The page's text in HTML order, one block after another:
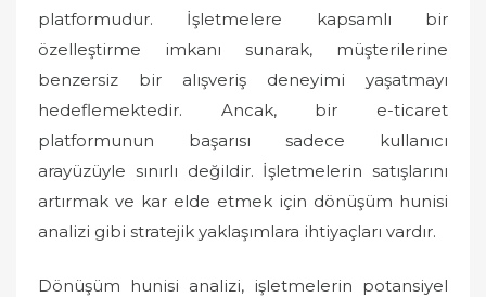
platformudur. İşletmelere kapsamlı bir
özelleştirme imkanı sunarak, müşterilerine
benzersiz bir alışveriş deneyimi yaşatmayı
hedeflemektedir. Ancak, bir e-ticaret
platformunun başarısı sadece kullanıcı
arayüzüyle sınırlı değildir. İşletmelerin satışlarını
artırmak ve kar elde etmek için dönüşüm hunisi
analizi gibi stratejik yaklaşımlara ihtiyaçları vardır.
Dönüşüm hunisi analizi, işletmelerin potansiyel